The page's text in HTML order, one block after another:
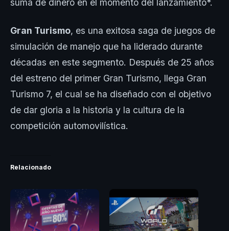
suma de dinero en el momento del lanzamiento*.
Gran Turismo, es una exitosa saga de juegos de
simulación de manejo que ha liderado durante
décadas en este segmento. Después de 25 años
del estreno del primer Gran Turismo, llega Gran
Turismo 7, el cual se ha diseñado con el objetivo
de dar gloria a la historia y la cultura de la
competición automovilística.
Relacionado